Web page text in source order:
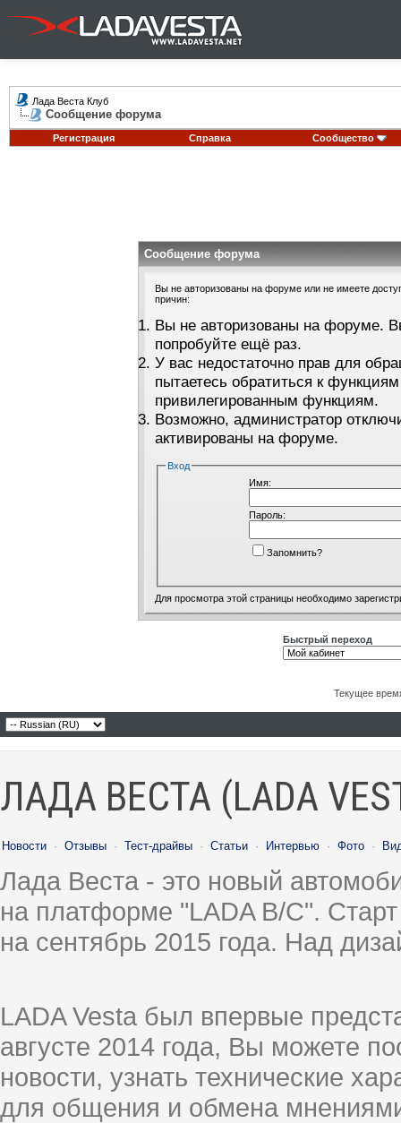
Лада Веста Клуб
Сообщение форума
Регистрация Справка Сообщество
Сообщение форума
Вы не авторизованы на форуме или не имеете
причин:
Вы не авторизованы на форуме.
попробуйте ещё раз.
У вас недостаточно прав для
пытаетесь обратиться к
привилегированным функциям.
Возможно, администратор
активированы на форуме.
Вход
Имя:
Пароль:
Запомнить?
Для просмотра этой страницы необходимо
Быстрый переход
Текущее
ЛАДА ВЕСТА (LADA
Новости · Отзывы · Тест-драйвы · Статьи · Интервью · Фото ·
Лада Веста - это новый
на платформе "LADA B/C".
на сентябрь 2015 года. Над
LADA Vesta был впервые
августе 2014 года, Вы можете
новости, узнать технические
для общения и обмена